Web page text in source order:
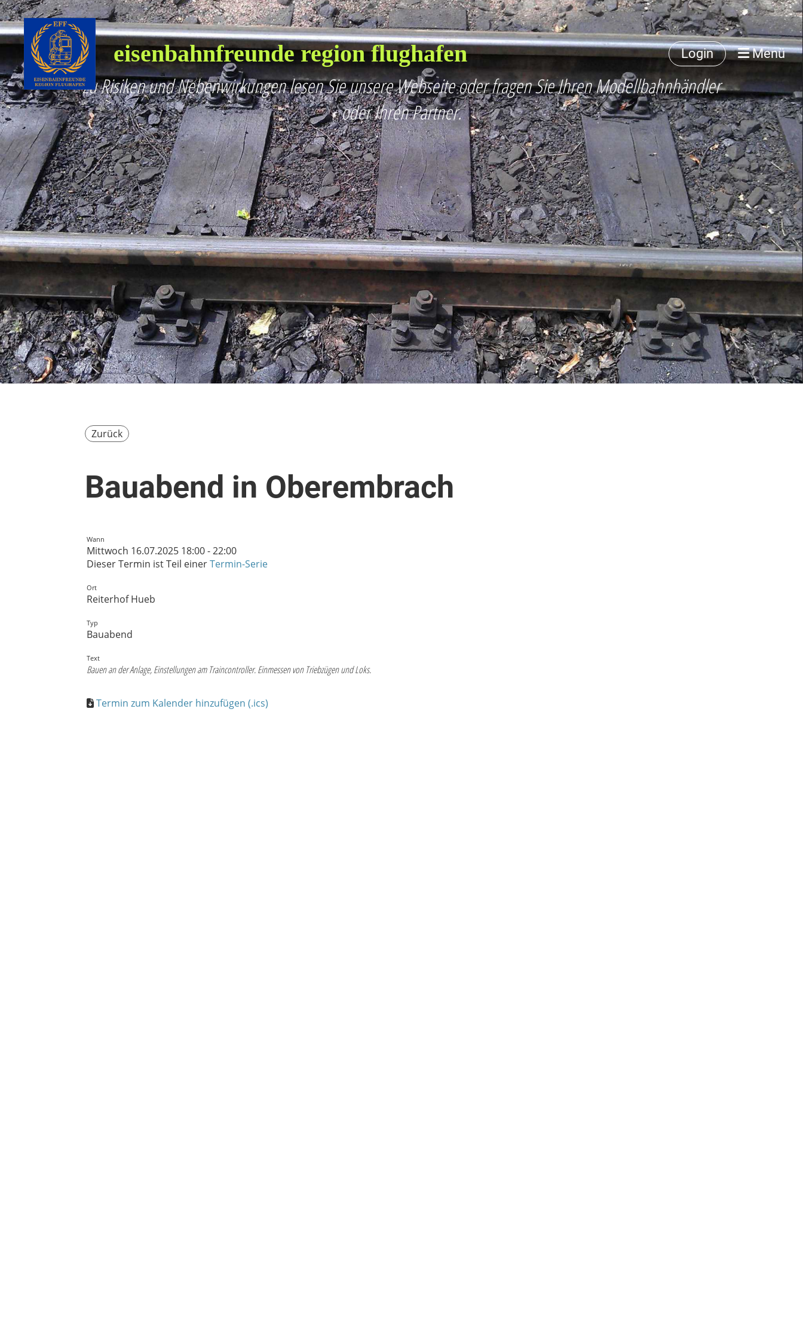
eisenbahnfreunde region flughafen Login Menü
Zu Risiken und Nebenwirkungen lesen Sie unsere Webseite oder fragen Sie Ihren Modellbahnhändler
oder Ihren Partner.
Zurück
Bauabend in Oberembrach
Wann
Mittwoch 16.07.2025 18:00 - 22:00
Dieser Termin ist Teil einerTermin-Serie
Ort
Reiterhof Hueb
Typ
Bauabend
Text
Bauen an der Anlage, Einstellungen am Traincontroller. Einmessen von Triebzügen und Loks.
Termin zum Kalender hinzufügen (.ics)